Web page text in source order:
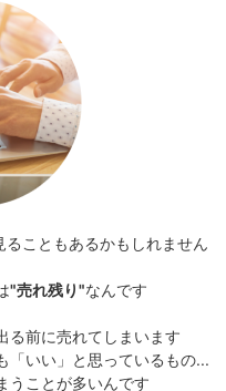
こともあるかもしれません
"売れ残り"なんです
る前に売れてしまいます
「いい」と思っているもの...
うことが多いんです